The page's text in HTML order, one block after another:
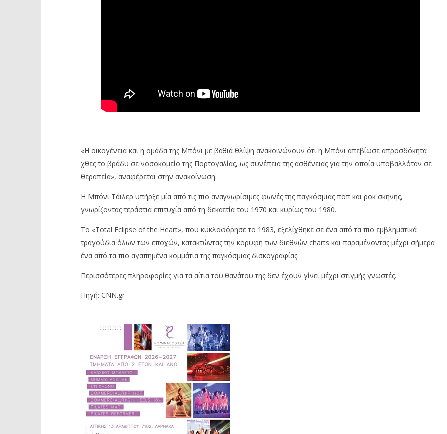
«Η οικογένεια και η ομάδα της Μπόνι με βαθιά θλίψη ανακοινώνουν ότι η Μπόνι απεβίωσε απροσδόκητα
χθες το βράδυ σε νοσοκομείο της Πορτογαλίας, ως συνέπεια της ασθένειας για την οποία υποβαλλόταν σε
θεραπεία», αναφέρεται στην ανακοίνωση.
Η Μπόνι Τάιλερ υπήρξε μία από τις πιο αναγνωρίσιμες φωνές της παγκόσμιας ποπ και ροκ σκηνής,
γνωρίζοντας τεράστια επιτυχία από τη δεκαετία του 1970 και κυρίως του 1980.
Το «Total Eclipse of the Heart», που κυκλοφόρησε το 1983, εξελίχθηκε σε ένα από τα πιο εμβληματικά
τραγούδια όλων των εποχών, κατακτώντας την κορυφή των διεθνών charts και παραμένοντας μέχρι σήμερα
ένα από τα πιο αγαπημένα κομμάτια της παγκόσμιας δισκογραφίας.
Περισσότερες πληροφορίες για τα αίτια του θανάτου της δεν έχουν γίνει μέχρι στιγμής γνωστές.
Πηγή: CNN.gr